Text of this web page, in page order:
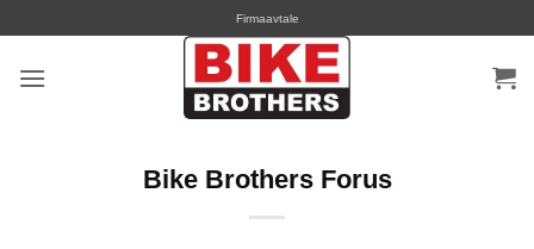
content
Firmaavtale
Bike Brothers Forus